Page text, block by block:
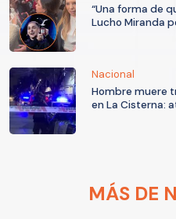
“Una forma de
Lucho Miranda
Nacional
Hombre muere
en La Cisterna:
MÁS DE